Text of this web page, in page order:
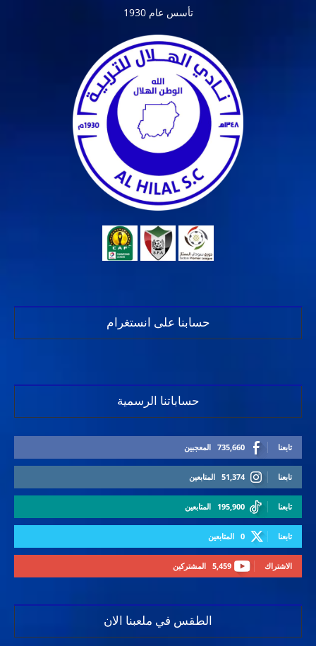
تأسس عام 1930
حسابنا على انستغرام
حساباتنا الرسمية
735,660 المعجبين تابعنا
51,374 المتابعين تابعنا
195,900 المتابعين تابعنا
0 المتابعين تابعنا
5,459 المشتركين الاشتراك
الطقس في ملعبنا الان